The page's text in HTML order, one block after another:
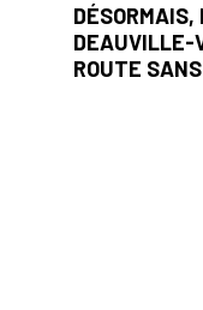
DÉSORMAIS,
DEAUVILLE-
ROUTE